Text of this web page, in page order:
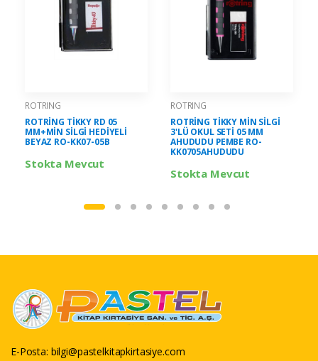
ROTRING
ROTRİNG TİKKY RD 05
MM+MİN SİLGİ HEDİYELİ
BEYAZ RO-KK07-05B
Stokta Mevcut
ROTRING
ROTRİNG TİKKY MİN SİLGİ
3'LÜ OKUL SETİ 05 MM
AHUDUDU PEMBE RO-
KK0705AHUDUDU
Stokta Mevcut
E-Posta: bilgi@pastelkitapkirtasiye.com